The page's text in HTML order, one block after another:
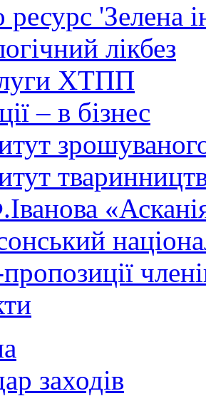
ресурс 'Зелена
лікбез
ХТПП
– в бізнес
пропозиції
заходів